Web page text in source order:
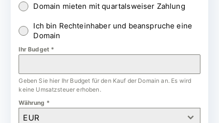
Domain mieten mit quartalsweiser Zahlung
Ich bin Rechteinhaber und beanspruche eine
Domain
Ihr Budget *
Geben Sie hier Ihr Budget für den Kauf der Domain an. Es wird
keine Umsatzsteuer erhoben.
Währung *
EUR